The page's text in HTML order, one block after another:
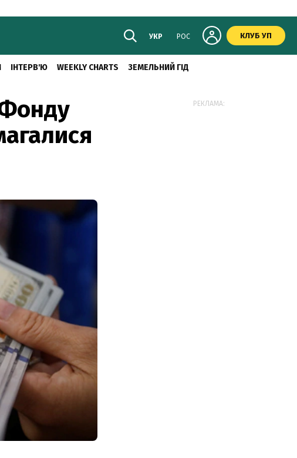
УКР РОС КЛУБ УП
ІНТЕРВ'Ю WEEKLY CHARTS ЗЕМЕЛЬНИЙ ГІД
РЕКЛАМА: